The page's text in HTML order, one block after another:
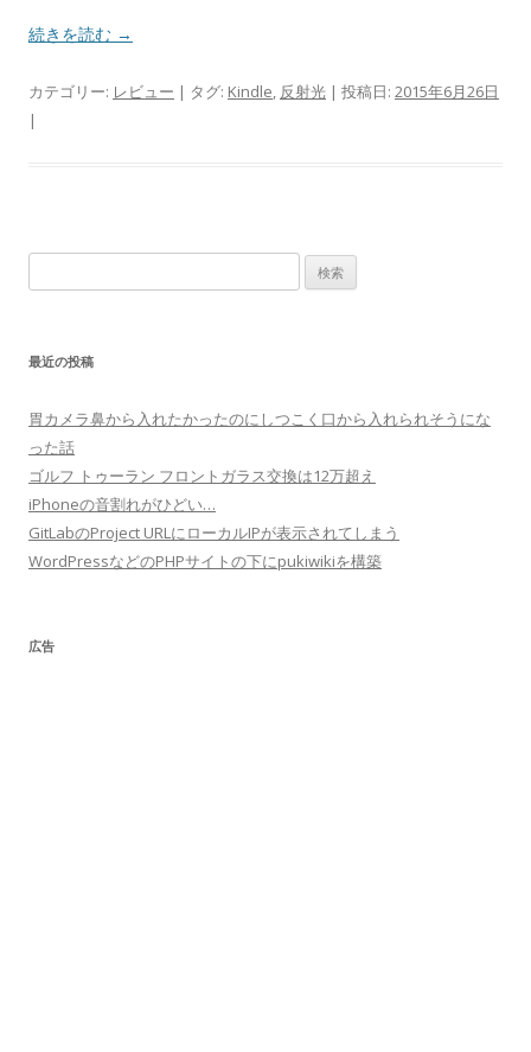
続きを読む →
カテゴリー: レビュー | タグ: Kindle, 反射光 | 投稿日: 2015年6月26日
|
索:
最近の投稿
胃カメラ鼻から入れたかったのにしつこく口から入れられそうにな
った話
ゴルフ トゥーラン フロントガラス交換は12万超え
iPhoneの音割れがひどい…
GitLabのProject URLにローカルIPが表示されてしまう
WordPressなどのPHPサイトの下にpukiwikiを構築
広告